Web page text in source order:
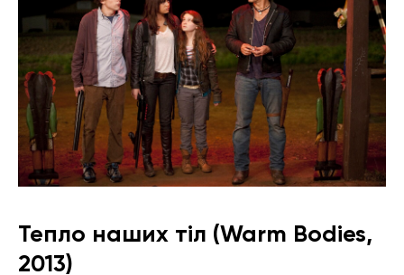
Тепло наших тіл (Warm Bodies,
2013)